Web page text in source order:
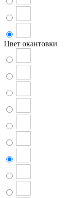
Цвет окантовки